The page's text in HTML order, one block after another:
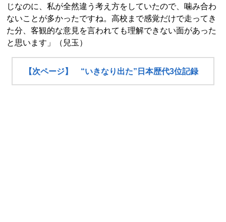
じなのに、私が全然違う考え方をしていたので、噛み合わ
ないことが多かったですね。高校まで感覚だけで走ってき
た分、客観的な意見を言われても理解できない面があった
と思います」（兒玉）
【次ページ】 “いきなり出た”日本歴代3位記録